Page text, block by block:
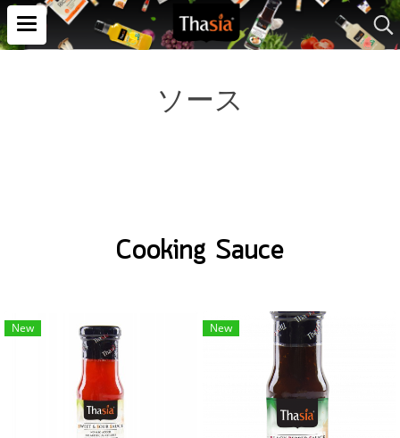
ソース
Cooking Sauce
New New